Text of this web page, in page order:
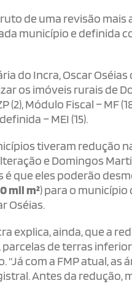
de uma revisão mais
município e definida
do Incra, Oscar
os imóveis rurais de
(2), Módulo Fiscal – MF
– MEI (15).
tiveram redução
e Domingos
que eles poderão
mil m²) para o
Oséias.
explica, ainda, que a
de terras
com a FMP atual, as
Antes da redução,